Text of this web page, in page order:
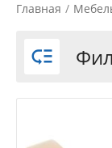
₽
Главная /
